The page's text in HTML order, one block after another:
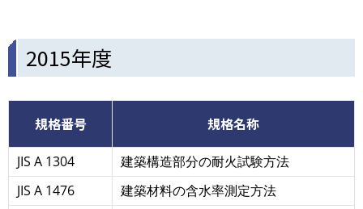
2015年度
規格番号 規格名称
JIS A 1304
建築構造部分の耐火試験方法
JIS A 1476
建築材料の含水率測定方法